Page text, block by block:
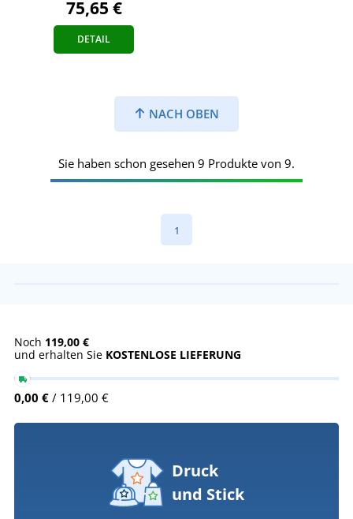
75,65 €
DETAIL
NACH OBEN
Sie haben schon gesehen 9 Produkte von 9.
1
Noch 119,00 €
und erhalten Sie KOSTENLOSE LIEFERUNG
0,00 € / 119,00 €
Druck
und Stick